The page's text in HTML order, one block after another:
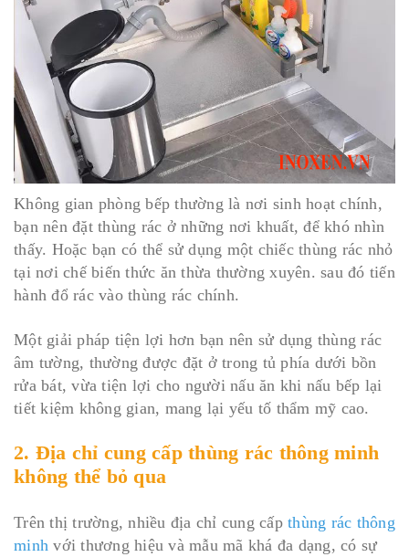
Không gian phòng bếp thường là nơi sinh hoạt chính,
bạn nên đặt thùng rác ở những nơi khuất, để khó nhìn
thấy. Hoặc bạn có thể sử dụng một chiếc thùng rác nhỏ
tại nơi chế biến thức ăn thừa thường xuyên. sau đó tiến
hành đổ rác vào thùng rác chính.
Một giải pháp tiện lợi hơn bạn nên sử dụng thùng rác
âm tường, thường được đặt ở trong tủ phía dưới bồn
rửa bát, vừa tiện lợi cho người nấu ăn khi nấu bếp lại
tiết kiệm không gian, mang lại yếu tố thẩm mỹ cao.
2. Địa chỉ cung cấp thùng rác thông minh
không thể bỏ qua
Trên thị trường, nhiều địa chỉ cung cấp thùng rác thông
minh với thương hiệu và mẫu mã khá đa dạng, có sự